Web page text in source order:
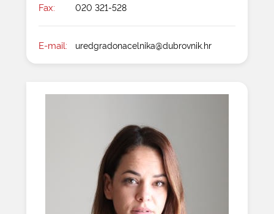
Fax: 020 321-528
E-mail: uredgradonacelnika@dubrovnik.hr